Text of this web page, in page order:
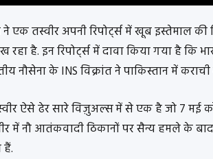
एक तस्वीर अपनी रिपोर्ट्स में खूब इस्तेमाल
रहा है. इन रिपोर्ट्स में दावा किया गया है कि
नौसेना के INS विक्रांत ने पाकिस्तान में
ऐसे ढेर सारे विज़ुअल्स में से एक है जो 7 मई
में नौ आतंकवादी ठिकानों पर सैन्य हमले के